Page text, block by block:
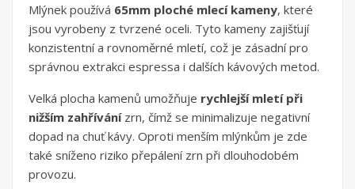
Mlýnek používá 65mm ploché mlecí kameny, které
jsou vyrobeny z tvrzené oceli. Tyto kameny zajišťují
konzistentní a rovnoměrné mletí, což je zásadní pro
správnou extrakci espressa i dalších kávových metod.
Velká plocha kamenů umožňuje rychlejší mletí při
nižším zahřívánízrn, čímž se minimalizuje negativní
dopad na chuť kávy. Oproti menším mlýnkům je zde
také sníženo riziko přepálení zrn při dlouhodobém
provozu.